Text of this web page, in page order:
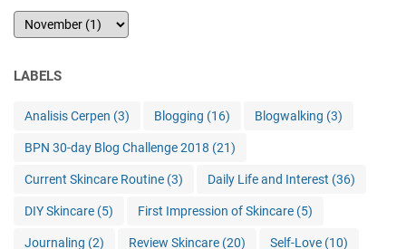
LABELS
Analisis Cerpen (3) Blogging (16) Blogwalking (3)
BPN 30-day Blog Challenge 2018 (21)
Current Skincare Routine (3) Daily Life and Interest (36)
DIY Skincare (5) First Impression of Skincare (5)
Journaling (2) Review Skincare (20) Self-Love (10)